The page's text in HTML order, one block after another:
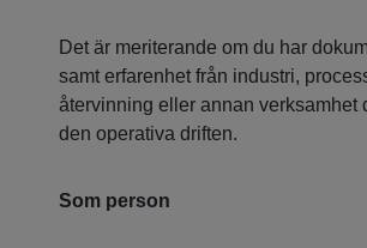
Det är meriterande om du har
samt erfarenhet från industri,
återvinning eller annan verksamhet
den operativa driften.
Som person